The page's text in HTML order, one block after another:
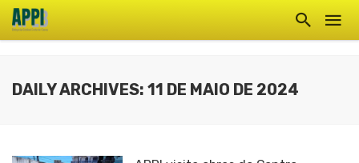
DAILY ARCHIVES: 11 DE MAIO DE 2024